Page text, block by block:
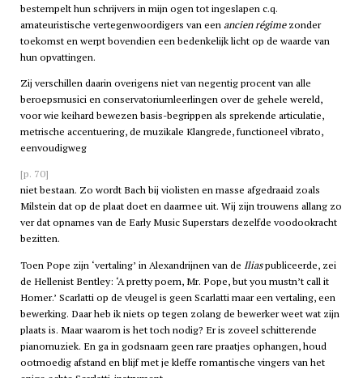
bestempelt hun schrijvers in mijn ogen tot ingeslapen c.q.
amateuristische vertegenwoordigers van eenancien régimezonder
toekomst en werpt bovendien een bedenkelijk licht op de waarde van
hun opvattingen.
Zij verschillen daarin overigens niet van negentig procent van alle
beroepsmusici en conservatoriumleerlingen over de gehele wereld,
voor wie keihard bewezen basis-begrippen als sprekende articulatie,
metrische accentuering, de muzikale Klangrede, functioneel vibrato,
eenvoudigweg
[p. 70]
niet bestaan. Zo wordt Bach bij violisten en masse afgedraaid zoals
Milstein dat op de plaat doet en daarmee uit. Wij zijn trouwens allang zo
ver dat opnames van de Early Music Superstars dezelfde voodookracht
bezitten.
Toen Pope zijn ‘vertaling’ in Alexandrijnen van de Iliaspubliceerde, zei
de Hellenist Bentley: ‘A pretty poem, Mr. Pope, but you mustn’t call it
Homer.’ Scarlatti op de vleugel is geen Scarlatti maar een vertaling, een
bewerking. Daar heb ik niets op tegen zolang de bewerker weet wat zijn
plaats is. Maar waarom is het toch nodig? Er is zoveel schitterende
pianomuziek. En ga in godsnaam geen rare praatjes ophangen, houd
ootmoedig afstand en blijf met je kleffe romantische vingers van het